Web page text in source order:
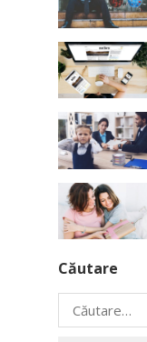
Căutare
Caută
după: